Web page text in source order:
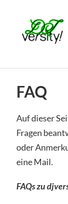
FAQ
Auf dieser
Fragen
oder
eine Mail.
FAQs zu